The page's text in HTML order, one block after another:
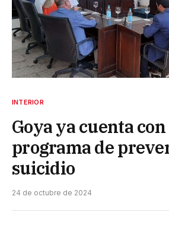
INTERIOR
Goya ya cuenta
programa de
suicidio
24 de octubre de 2024